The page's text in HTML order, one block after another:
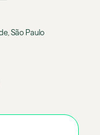
São Paulo